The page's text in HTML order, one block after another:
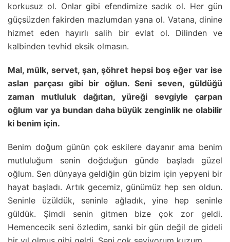
korkusuz ol. Onlar gibi efendimize sadık ol. Her gün
güçsüzden fakirden mazlumdan yana ol. Vatana, dinine
hizmet eden hayırlı salih bir evlat ol. Dilinden ve
kalbinden tevhid eksik olmasın.
Mal, mülk, servet, şan, şöhret hepsi boş eğer var ise
aslan parçası gibi bir oğlun. Seni seven, güldüğü
zaman mutluluk dağıtan, yüreği sevgiyle çarpan
oğlum var ya bundan daha büyük zenginlik ne olabilir
ki benim için.
Benim doğum günün çok eskilere dayanır ama benim
mutluluğum senin doğduğun günde başladı güzel
oğlum. Sen dünyaya geldiğin gün bizim için yepyeni bir
hayat başladı. Artık gecemiz, günümüz hep sen oldun.
Seninle üzüldük, seninle ağladık, yine hep seninle
güldük. Şimdi senin gitmen bize çok zor geldi.
Hemencecik seni özledim, sanki bir gün değil de gideli